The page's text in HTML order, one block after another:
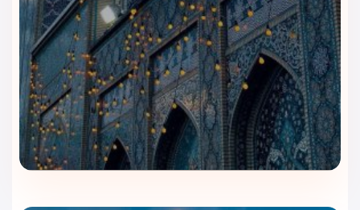
رستوران و کافی‌شاپ هتل آدینا
مشهد | شروعی راحت برای روزهای
زیارتی
هتل آدینا مشهد برای زائرانی مناسب است که در طول اقامت،
می‌خواهند دسترسی راحتی به غذا، نوشیدنی و فضای استراحت
داشته باشند. وجود رستوران و کافی‌شاپ در این هتل باعث
می‌شود مهمانان بخشی از نیازهای روزانه خود را بدون رفت‌وآمد